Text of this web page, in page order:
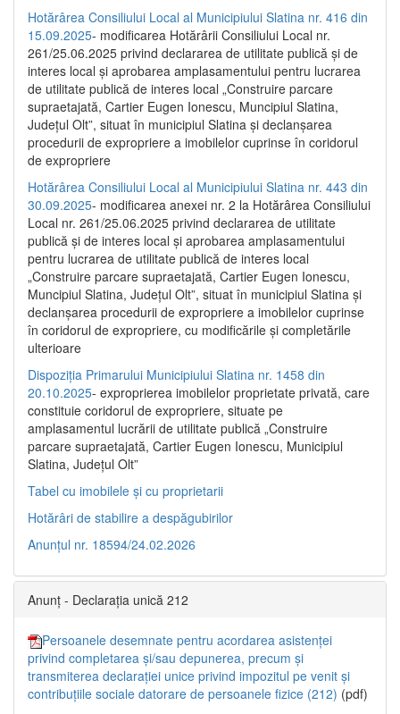
Hotărârea Consiliului Local al Municipiului Slatina nr. 416 din
15.09.2025- modificarea Hotărârii Consiliului Local nr.
261/25.06.2025 privind declararea de utilitate publică și de
interes local și aprobarea amplasamentului pentru lucrarea
de utilitate publică de interes local „Construire parcare
supraetajată, Cartier Eugen Ionescu, Muncipiul Slatina,
Județul Olt”, situat în municipiul Slatina și declanșarea
procedurii de expropriere a imobilelor cuprinse în coridorul
de expropriere
Hotărârea Consiliului Local al Municipiului Slatina nr. 443 din
30.09.2025- modificarea anexei nr. 2 la Hotărârea Consiliului
Local nr. 261/25.06.2025 privind declararea de utilitate
publică şi de interes local şi aprobarea amplasamentului
pentru lucrarea de utilitate publică de interes local
„Construire parcare supraetajată, Cartier Eugen Ionescu,
Muncipiul Slatina, Judeţul Olt”, situat în municipiul Slatina şi
declanşarea procedurii de expropriere a imobilelor cuprinse
în coridorul de expropriere, cu modificările şi completările
ulterioare
Dispoziția Primarului Municipiului Slatina nr. 1458 din
20.10.2025- exproprierea imobilelor proprietate privată, care
constituie coridorul de expropriere, situate pe
amplasamentul lucrării de utilitate publică „Construire
parcare supraetajată, Cartier Eugen Ionescu, Municipiul
Slatina, Județul Olt”
Tabel cu imobilele și cu proprietarii
Hotărâri de stabilire a despăgubirilor
Anunțul nr. 18594/24.02.2026
Anunț - Declarația unică 212
Persoanele desemnate pentru acordarea asistenței
privind completarea și/sau depunerea, precum și
transmiterea declarației unice privind impozitul pe venit și
contribuțiile sociale datorare de persoanele fizice (212) (pdf)